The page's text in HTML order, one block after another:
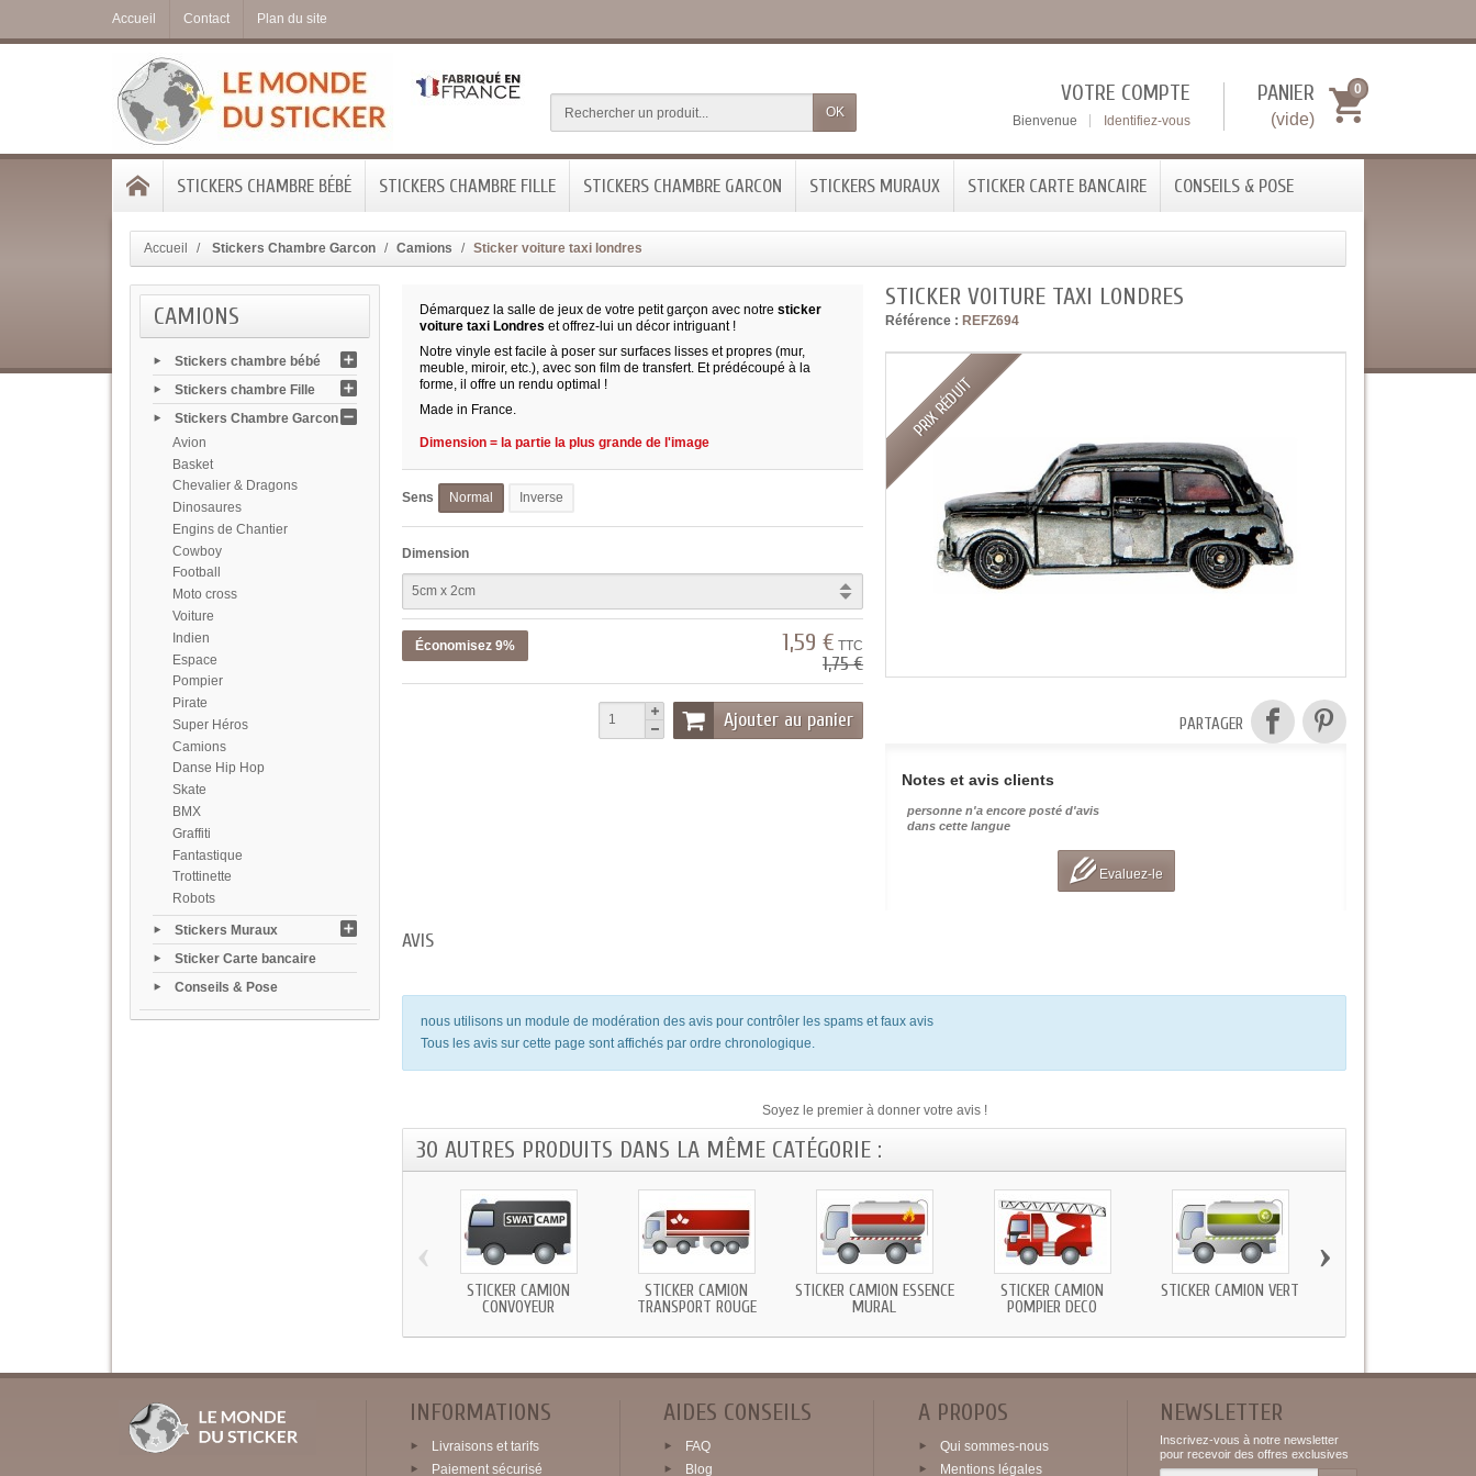
Accueil Contact Plan du site
OK
PANIER
(vide)
0
VOTRE COMPTE
Bienvenue Identifiez-vous
STICKERS CHAMBRE BÉBÉ STICKERS CHAMBRE FILLE STICKERS CHAMBRE GARCON STICKERS MURAUX STICKER CARTE BANCAIRE CONSEILS & POSE
Accueil Stickers Chambre Garcon Camions Sticker voiture taxi londres
CAMIONS
Stickers chambre bébé
Stickers chambre Fille
Stickers Chambre Garcon
Avion
Basket
Chevalier & Dragons
Dinosaures
Engins de Chantier
Cowboy
Football
Moto cross
Voiture
Indien
Espace
Pompier
Pirate
Super Héros
Camions
Danse Hip Hop
Skate
BMX
Graffiti
Fantastique
Trottinette
Robots
Stickers Muraux
Sticker Carte bancaire
Conseils & Pose
STICKER VOITURE TAXI LONDRES
Référence : REFZ694
PRIX RÉDUIT
PARTAGER
Notes et avis clients
personne n'a encore posté d'avis
dans cette langue
Evaluez-le
Démarquez la salle de jeux de votre petit garçon avec notresticker
voiture taxi Londres et offrez-lui un décor intriguant !
Notre vinyle est facile à poser sur surfaces lisses et propres (mur,
meuble, miroir, etc.), avec son film de transfert. Et prédécoupé à la
forme, il offre un rendu optimal !
Made in France.
Dimension = la partie la plus grande de l'image
Sens Normal Inverse
Dimension
Économisez 9% 1,59 € TTC
1,75 €
Ajouter au panier
AVIS
nous utilisons un module de modération des avis pour contrôler les spams et faux avis
Tous les avis sur cette page sont affichés par ordre chronologique.
Soyez le premier à donner votre avis !
30 AUTRES PRODUITS DANS LA MÊME CATÉGORIE :
STICKER CAMION
CONVOYEUR
STICKER CAMION
TRANSPORT ROUGE
STICKER CAMION ESSENCE
MURAL
STICKER CAMION
POMPIER DECO
STICKER CAMION VERT
‹ ›
INFORMATIONS
Livraisons et tarifs
Paiement sécurisé
AIDES CONSEILS
FAQ
Blog
A PROPOS
Qui sommes-nous
Mentions légales
NEWSLETTER
Inscrivez-vous à notre newsletter
pour recevoir des offres exclusives